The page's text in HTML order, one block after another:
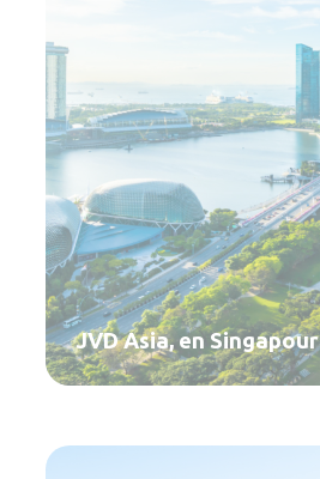
JVD Asia, en Singapour